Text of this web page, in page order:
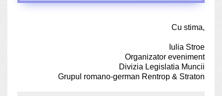
Cu stima,
Iulia Stroe
Organizator eveniment
Divizia Legislatia Muncii
Grupul romano-german Rentrop & Straton